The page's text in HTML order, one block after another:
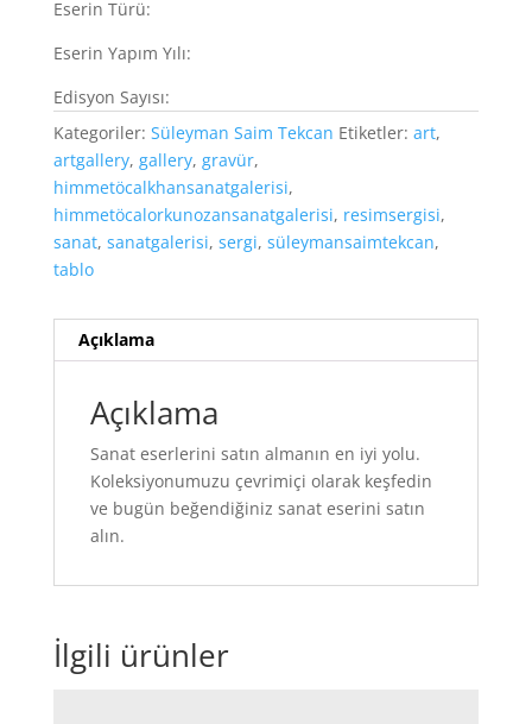
Eserin Türü:
Eserin Yapım Yılı:
Edisyon Sayısı:
Kategoriler: Süleyman Saim Tekcan Etiketler: art,
artgallery, gallery, gravür,
himmetöcalkhansanatgalerisi,
himmetöcalorkunozansanatgalerisi, resimsergisi,
sanat, sanatgalerisi, sergi, süleymansaimtekcan,
tablo
Açıklama
Açıklama
Sanat eserlerini satın almanın en iyi yolu.
Koleksiyonumuzu çevrimiçi olarak keşfedin
ve bugün beğendiğiniz sanat eserini satın
alın.
İlgili ürünler